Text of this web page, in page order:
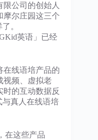
公司的创始人
摩尔庄园这三个
。
英语」已经
在线语培产品的
视频、虚拟老
时的互动数据反
与真人在线语培
在这些产品